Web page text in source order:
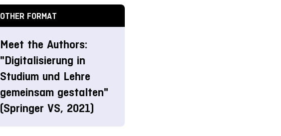
OTHER FORMAT
Meet the Authors:
"Digitalisierung in
Studium und Lehre
gemeinsam gestalten"
(Springer VS, 2021)